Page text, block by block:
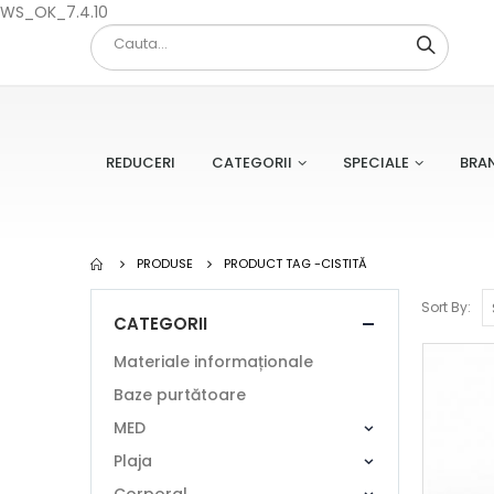
WS_OK_7.4.10
REDUCERI CATEGORII SPECIALE
PRODUSE PRODUCT TAG -CISTITĂ
Sort By:
CATEGORII
Materiale informaționale
Baze purtătoare
MED
Plaja